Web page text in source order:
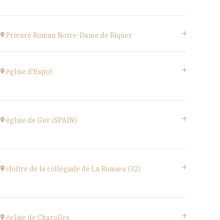
at18H00
Buy your tickets
Prieuré Roman Notre-Dame de Riquer
at 21H00
église d'Espot
SPAIN
at19H00
église de Ger (SPAIN)
Plaça d'Andreu Xandri, 17539 Ger (SPAIN)
at19H00
cloître de la collégiale de La Romieu (32)
rue du docteur Lucante, 32480 La Romieu
église de Charolles